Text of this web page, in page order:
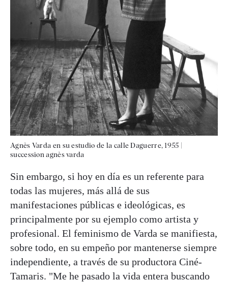
Agnès Varda en su estudio de la calle Daguerre, 1955
succession agnès varda
Sin embargo, si hoy en día es un referente para
todas las mujeres, más allá de sus
manifestaciones públicas e ideológicas, es
principalmente por su ejemplo como artista y
profesional. El feminismo de Varda se manifiesta,
sobre todo, en su empeño por mantenerse siempre
independiente, a través de su productora Ciné-
Tamaris. "Me he pasado la vida entera buscando